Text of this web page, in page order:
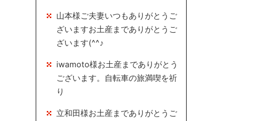
山本様ご夫妻いつもありがとうご
ざいますお土産までありがとうご
ざいます(^^♪
iwamoto様お土産までありがとう
ございます。自転車の旅満喫を祈
り
立和田様お土産までありがとうご